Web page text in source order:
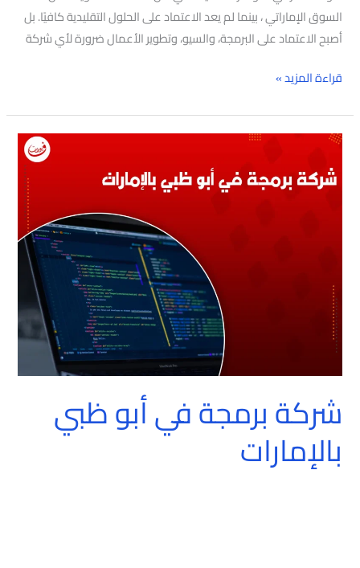
السوق الإماراتي ، بينما لم يعد الاعتماد على الحلول التقليدية كافيًا. بل
أصبح الاعتماد على البرمجة، والسيو، وتطوير الأعمال ضرورة لأي شركة
قراءة المزيد »
شركة برمجة في أبو ظبي
بالإمارات
شركة
برمجة
في